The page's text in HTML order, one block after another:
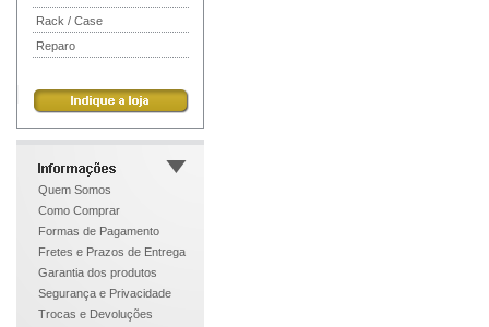
Rack / Case
Reparo
Quem Somos
Como Comprar
Formas de Pagamento
Fretes e Prazos de Entrega
Garantia dos produtos
Segurança e Privacidade
Trocas e Devoluções